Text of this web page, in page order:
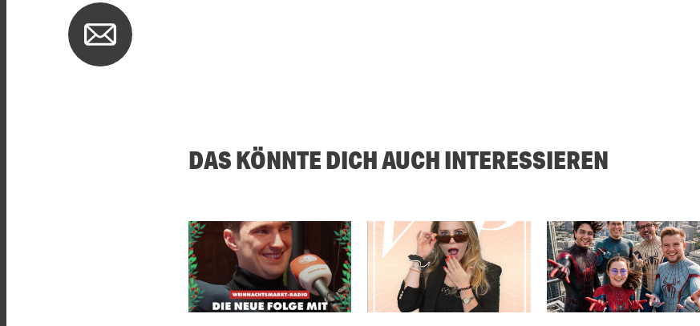
DAS KÖNNTE DICH AUCH INTERESSIEREN